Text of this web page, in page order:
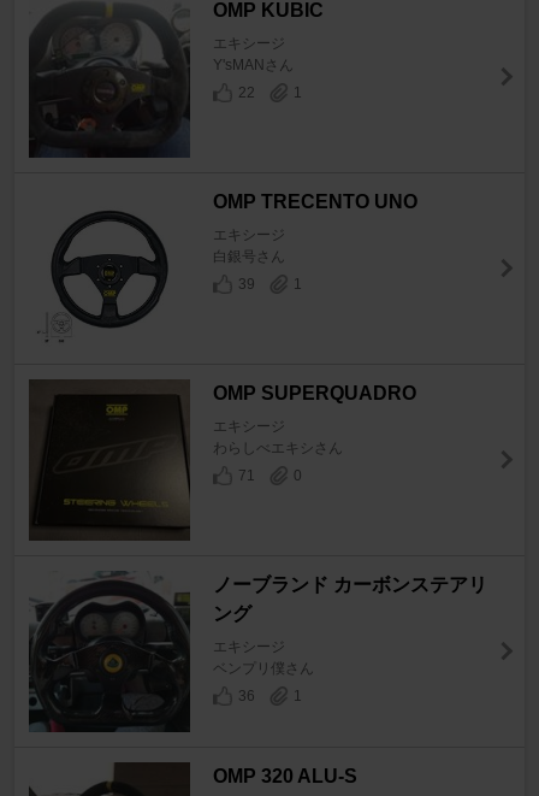
OMP KUBIC
エキシージ
Y'sMANさん
22
1
OMP TRECENTO UNO
エキシージ
白銀号さん
39
1
OMP SUPERQUADRO
エキシージ
わらしべエキシさん
71
0
ノーブランド カーボンステアリ
ング
エキシージ
ベンプリ僕さん
36
1
OMP 320 ALU-S